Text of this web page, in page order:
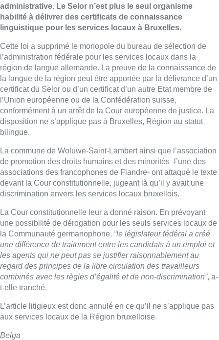
administrative. Le Selor n’est plus le seul organisme
habilité à délivrer des certificats de connaissance
linguistique pour les services locaux à Bruxelles.
Cette loi a supprimé le monopole du bureau de sélection de
l’administration fédérale pour les services locaux dans la
région de langue allemande. La preuve de la connaissance de
la langue de la région peut être apportée par la délivrance d’un
certificat du Selor ou d’un certificat d’un autre Etat membre de
l’Union européenne ou de la Confédération suisse,
conformément à un arrêt de la Cour européenne de justice. La
disposition ne s’applique pas à Bruxelles, Région au statut
bilingue.
La commune de Woluwe-Saint-Lambert ainsi que l’association
de promotion des droits humains et des minorités -l’une des
associations des francophones de Flandre- ont attaqué le texte
devant la Cour constitutionnelle, jugeant là qu’il y avait une
discrimination envers les services locaux bruxellois.
La Cour constitutionnelle leur a donné raison. En prévoyant
une possibilité de dérogation pour les seuls services locaux de
la Communauté germanophone, “le législateur fédéral a créé
une différence de traitement entre les candidats à un emploi et
les agents qui ne peut pas se justifier raisonnablement au
regard des principes de la libre circulation des travailleurs
combinés avec les règles d’égalité et de non-discrimination”, a-
t-elle tranché.
L’article litigieux est donc annulé en ce qu’il ne s’applique pas
aux services locaux de la Région bruxelloise.
Belga